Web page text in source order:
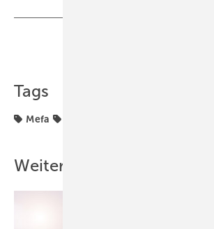
Tags
Mefa
Weitere Inhalte